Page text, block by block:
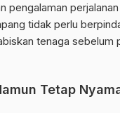
pengalaman
tidak perlu
tenaga sebelum
Tetap